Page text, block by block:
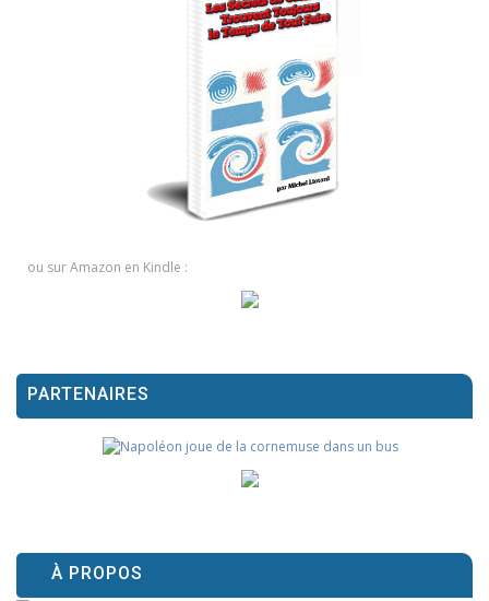
ou sur Amazon en Kindle :
PARTENAIRES
À PROPOS